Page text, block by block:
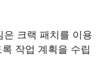
크랙 패치를 이용
작업 계획을 수립